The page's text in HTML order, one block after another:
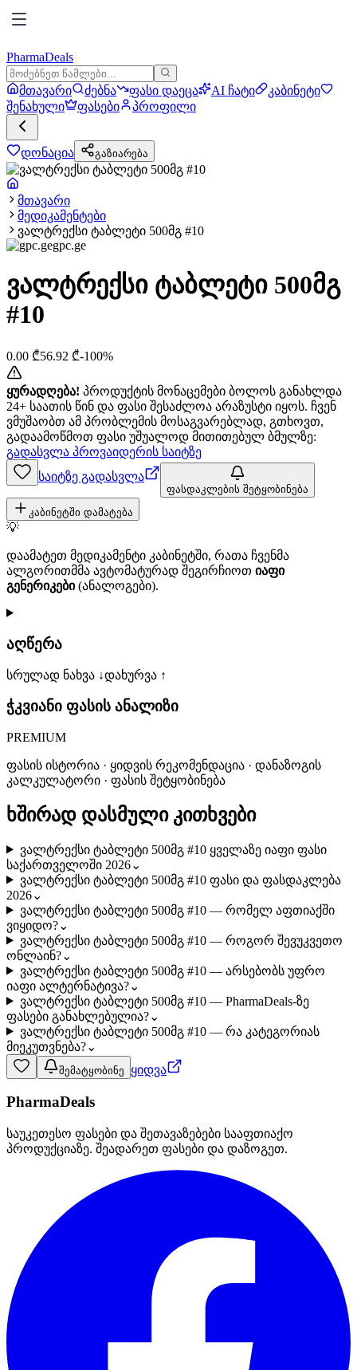
PharmaDeals
მთავარი ძებნა ფასი დაეცა AI ჩატი
კაბინეტი
შენახული
ფასები პროფილი
დონაცია გაზიარება
მთავარი
მედიკამენტები
ვალტრექსი ტაბლეტი 500მგ #10
gpc.ge
ვალტრექსი ტაბლეტი 500მგ
#10
0.00 ₾56.92 ₾-100%
ყურადღება! პროდუქტის მონაცემები ბოლოს განახლდა
24+ საათის წინ და ფასი შესაძლოა არაზუსტი იყოს. ჩვენ
ვმუშაობთ ამ პრობლემის მოსაგვარებლად, გთხოვთ,
გადაამოწმოთ ფასი უშუალოდ მითითებულ ბმულზე:
გადასვლა პროვაიდერის საიტზე
საიტზე გადასვლა
ფასდაკლების შეტყობინება
კაბინეტში დამატება
💡
დაამატეთ მედიკამენტი კაბინეტში, რათა ჩვენმა
ალგორითმმა ავტომატურად შეგირჩიოთ იაფი
გენერიკები(ანალოგები).
აღწერა
სრულად ნახვა ↓დახურვა ↑
ჭკვიანი ფასის ანალიზი
PREMIUM
ფასის ისტორია · ყიდვის რეკომენდაცია · დანაზოგის
კალკულატორი · ფასის შეტყობინება
ხშირად დასმული კითხვები
ვალტრექსი ტაბლეტი 500მგ #10 ყველაზე იაფი ფასი
საქართველოში 2026⌄
ვალტრექსი ტაბლეტი 500მგ #10 ფასი და ფასდაკლება
2026⌄
ვალტრექსი ტაბლეტი 500მგ #10 — რომელ აფთიაქში
ვიყიდო?⌄
ვალტრექსი ტაბლეტი 500მგ #10 — როგორ შევუკვეთო
ონლაინ?⌄
ვალტრექსი ტაბლეტი 500მგ #10 — არსებობს უფრო
იაფი ალტერნატივა?⌄
ვალტრექსი ტაბლეტი 500მგ #10 — PharmaDeals-ზე
ფასები განახლებულია?⌄
ვალტრექსი ტაბლეტი 500მგ #10 — რა კატეგორიას
მიეკუთვნება?⌄
შემატყობინე ყიდვა
PharmaDeals
საუკეთესო ფასები და შეთავაზებები სააფთიაქო
პროდუქციაზე. შეადარეთ ფასები და დაზოგეთ.